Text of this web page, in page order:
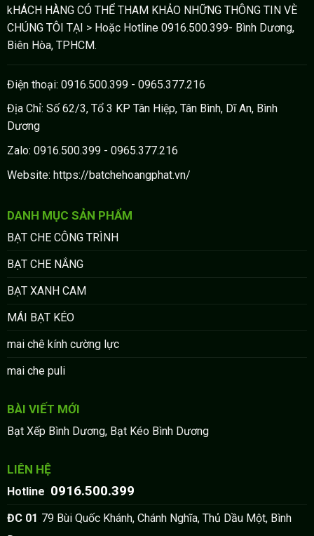
kHÁCH HÀNG CÓ THỂ THAM KHẢO NHỮNG THÔNG TIN VÈ
CHÚNG TÔI TẠI > Hoặc Hotline 0916.500.399- Bình Dương,
Biên Hòa, TPHCM.
Điện thoại: 0916.500.399 - 0965.377.216
Địa Chỉ: Số 62/3, Tổ 3 KP Tân Hiệp, Tân Bình, Dĩ An, Bình
Dương
Zalo: 0916.500.399 - 0965.377.216
Website: https://batchehoangphat.vn/
DANH MỤC SẢN PHẨM
BẠT CHE CÔNG TRÌNH
BẠT CHE NẮNG
BẠT XANH CAM
MÁI BẠT KÉO
mai chê kính cường lực
mai che puli
BÀI VIẾT MỚI
Bạt Xếp Bình Dương, Bạt Kéo Bình Dương
LIÊN HỆ
Hotline 0916.500.399
ĐC 01 79 Bùi Quốc Khánh, Chánh Nghĩa, Thủ Dầu Một, Bình